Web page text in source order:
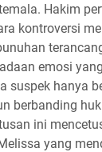
Hakim
kontroversi
emosi
suspek hanya
berbanding
ini
yang